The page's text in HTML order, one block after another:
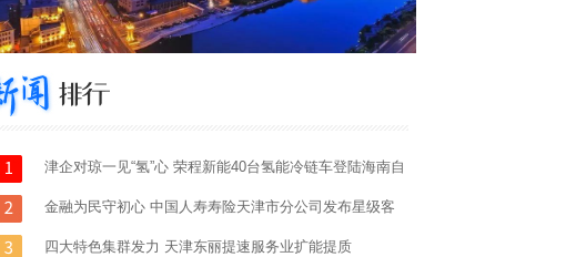
津企对琼一见“氢”心 荣程新能40台氢能冷链车登陆海南自
贸港赋能高质量发展
金融为民守初心 中国人寿寿险天津市分公司发布星级客
户服务体系
四大特色集群发力 天津东丽提速服务业扩能提质